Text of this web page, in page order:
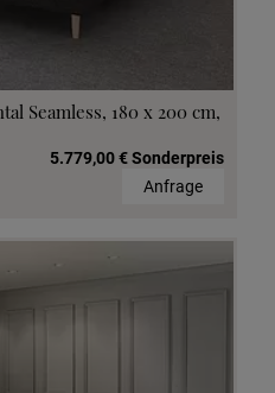
Seamless, 180 x 200 cm,
5.779,00 € Sonderpreis
Anfrage